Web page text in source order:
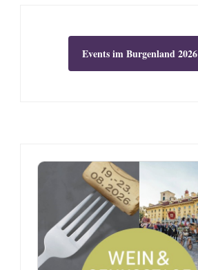
Events im Burgenland 2026